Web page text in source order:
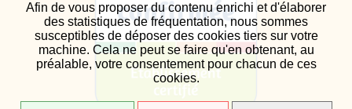
Afin de vous proposer du contenu enrichi et d'élaborer
des statistiques de fréquentation, nous sommes
susceptibles de déposer des cookies tiers sur votre
machine. Cela ne peut se faire qu'en obtenant, au
préalable, votre consentement pour chacun de ces
cookies.